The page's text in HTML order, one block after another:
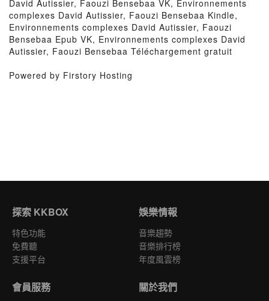
David Autissier, Faouzi Bensebaa VK, Environnements
complexes David Autissier, Faouzi Bensebaa Kindle,
Environnements complexes David Autissier, Faouzi
Bensebaa Epub VK, Environnements complexes David
Autissier, Faouzi Bensebaa Téléchargement gratuit
Powered by Firstory Hosting
探索 KKBOX
特色功能
免費聽
支援平台
娛樂情報
音樂趨勢
音樂排行榜
年度風雲榜
會員服務 關於我們